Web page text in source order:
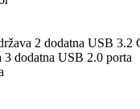
2 dodatna USB 3.2
3 dodatna USB 2.0 porta